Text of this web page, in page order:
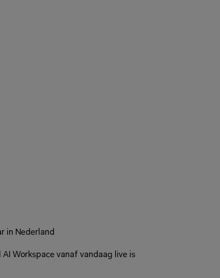
in Nederland
Workspace vanaf vandaag live is